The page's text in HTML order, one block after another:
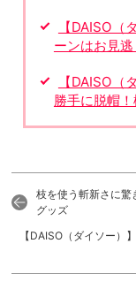
【DAISO
ーンはお見
【DAISO（
勝手に脱帽
枝を使う斬新さに驚
グッズ
【DAISO（ダイソー）